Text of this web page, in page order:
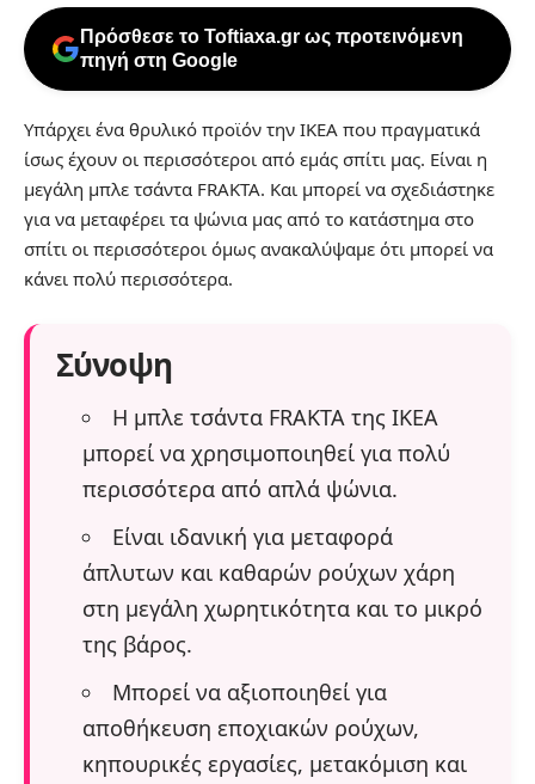
Πρόσθεσε το Toftiaxa.gr ως προτεινόμενη
πηγή στη Google
Υπάρχει ένα θρυλικό προϊόν την IKEA που πραγματικά
ίσως έχουν οι περισσότεροι από εμάς σπίτι μας. Είναι η
μεγάλη μπλε τσάντα FRAKTA. Και μπορεί να σχεδιάστηκε
για να μεταφέρει τα ψώνια μας από το κατάστημα στο
σπίτι οι περισσότεροι όμως ανακαλύψαμε ότι μπορεί να
κάνει πολύ περισσότερα.
Σύνοψη
Η μπλε τσάντα FRAKTA της IKEA
μπορεί να χρησιμοποιηθεί για πολύ
περισσότερα από απλά ψώνια.
Είναι ιδανική για μεταφορά
άπλυτων και καθαρών ρούχων χάρη
στη μεγάλη χωρητικότητα και το μικρό
της βάρος.
Μπορεί να αξιοποιηθεί για
αποθήκευση εποχιακών ρούχων,
κηπουρικές εργασίες, μετακόμιση και